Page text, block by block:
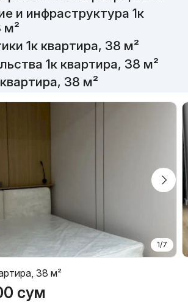
и инфраструктура 1к
м²
1к квартира, 38 м²
1к квартира, 38 м²
38 м²
1/7
38 м²
сум